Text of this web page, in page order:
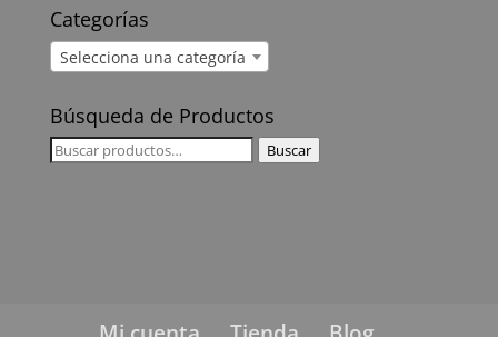
Categorías
Selecciona una categoría
Búsqueda de Productos
Buscar
Buscar